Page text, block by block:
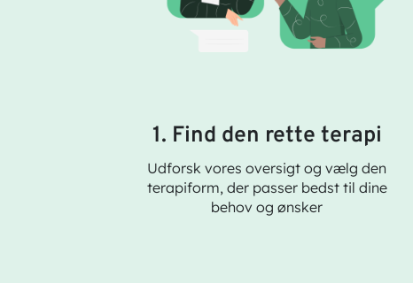
1. Find den rette terapi
Udforsk vores oversigt og vælg den
terapiform, der passer bedst til dine
behov og ønsker